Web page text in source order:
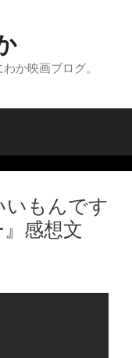
か映画ブログ。
いもんです
感想文